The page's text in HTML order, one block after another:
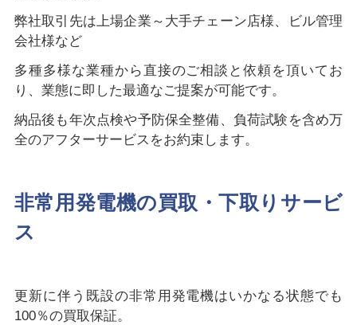
弊社取引先は上場企業～大手チェーン店様、ビル管理
会社様など
多種多様な業種から直接のご相談と依頼を頂いてお
り、業態に即した最適なご提案が可能です。
納品後も年次点検や予防保全整備、負荷試験を含め万
全のアフターサービスをお約束します。
非常用発電機の買取・下取りサービ
ス
更新に伴う既設の非常用発電機はいかなる状態でも
100％の買取保証。